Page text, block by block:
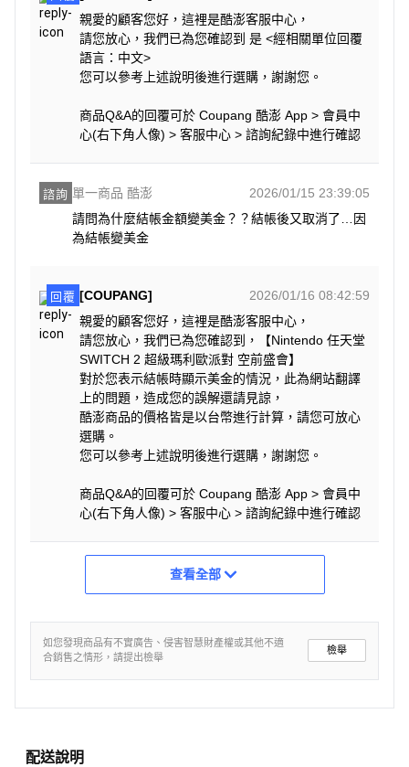
親愛的顧客您好，這裡是酷澎客服中心，
請您放心，我們已為您確認到 是 <經相關單位回覆
語言：中文>
您可以參考上述說明後進行選購，謝謝您。
商品Q&A的回覆可於 Coupang 酷澎 App > 會員中
心(右下角人像) > 客服中心 > 諮詢紀錄中進行確認
諮詢 單一商品 酷澎
2026/01/15 23:39:05
請問為什麼結帳金額變美金？？結帳後又取消了…因
為結帳變美金
回覆 [COUPANG]
2026/01/16 08:42:59
親愛的顧客您好，這裡是酷澎客服中心，
請您放心，我們已為您確認到，【Nintendo 任天堂
SWITCH 2 超級瑪利歐派對 空前盛會】
對於您表示結帳時顯示美金的情況，此為網站翻譯
上的問題，造成您的誤解還請見諒，
酷澎商品的價格皆是以台幣進行計算，請您可放心
選購。
您可以參考上述說明後進行選購，謝謝您。
商品Q&A的回覆可於 Coupang 酷澎 App > 會員中
心(右下角人像) > 客服中心 > 諮詢紀錄中進行確認
查看全部
如您發現商品有不實廣告、侵害智慧財產權或其他不適
合銷售之情形，請提出檢舉
檢舉
配送說明